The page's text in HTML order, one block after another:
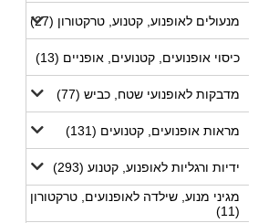
מנעולים לאופנוע, קטנוע, טרקטורון (27)
כיסוי אופנועים, קטנועים, אופניים (13)
מדבקות לאופנועי שטח, כביש (77)
מראות אופנועים, קטנועים (131)
ידיות ורגליות לאופנוע, קטנוע (293)
מגיני מנוע, שילדה לאופנועים, טרקטורון
(11)